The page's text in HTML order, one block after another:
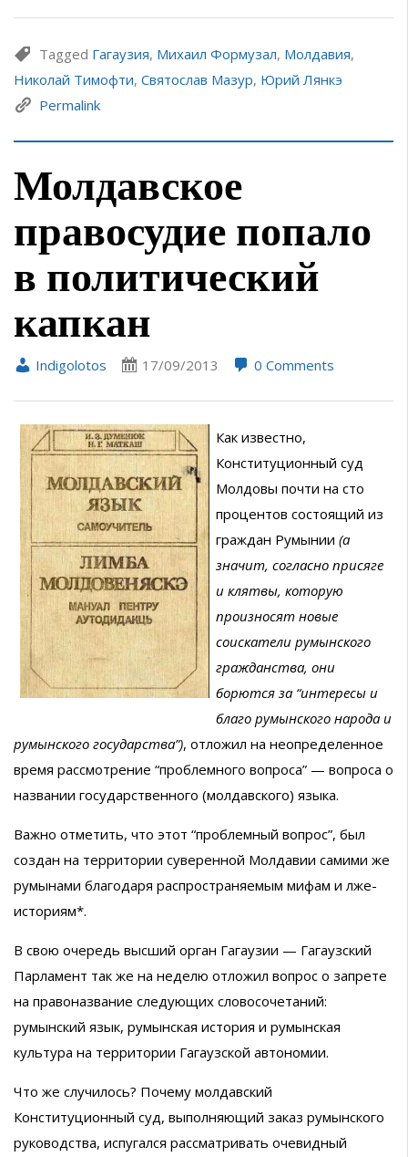
Tagged Гагаузия, Михаил Формузал, Молдавия,
Николай Тимофти, Святослав Мазур, Юрий Лянкэ
Permalink
Молдавское
правосудие попало
в политический
капкан
Indigolotos 17/09/2013 0 Comments
Как известно,
Конституционный суд
Молдовы почти на сто
процентов состоящий из
граждан Румынии (а
значит, согласно присяге
и клятвы, которую
произносят новые
соискатели румынского
гражданства, они
борются за “интересы и
благо румынского народа и
румынского государства”), отложил на неопределенное
время рассмотрение “проблемного вопроса” — вопроса о
названии государственного (молдавского) языка.
Важно отметить, что этот “проблемный вопрос”, был
создан на территории суверенной Молдавии самими же
румынами благодаря распространяемым мифам и лже-
историям*.
В свою очередь высший орган Гагаузии — Гагаузский
Парламент так же на неделю отложил вопрос о запрете
на правоназвание следующих словосочетаний:
румынский язык, румынская история и румынская
культура на территории Гагаузской автономии.
Что же случилось? Почему молдавский
Конституционный суд, выполняющий заказ румынского
руководства, испугался рассматривать очевидный